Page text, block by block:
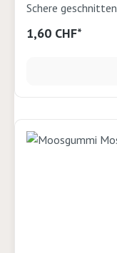
Schere
kleben oder
1,60 CHF*